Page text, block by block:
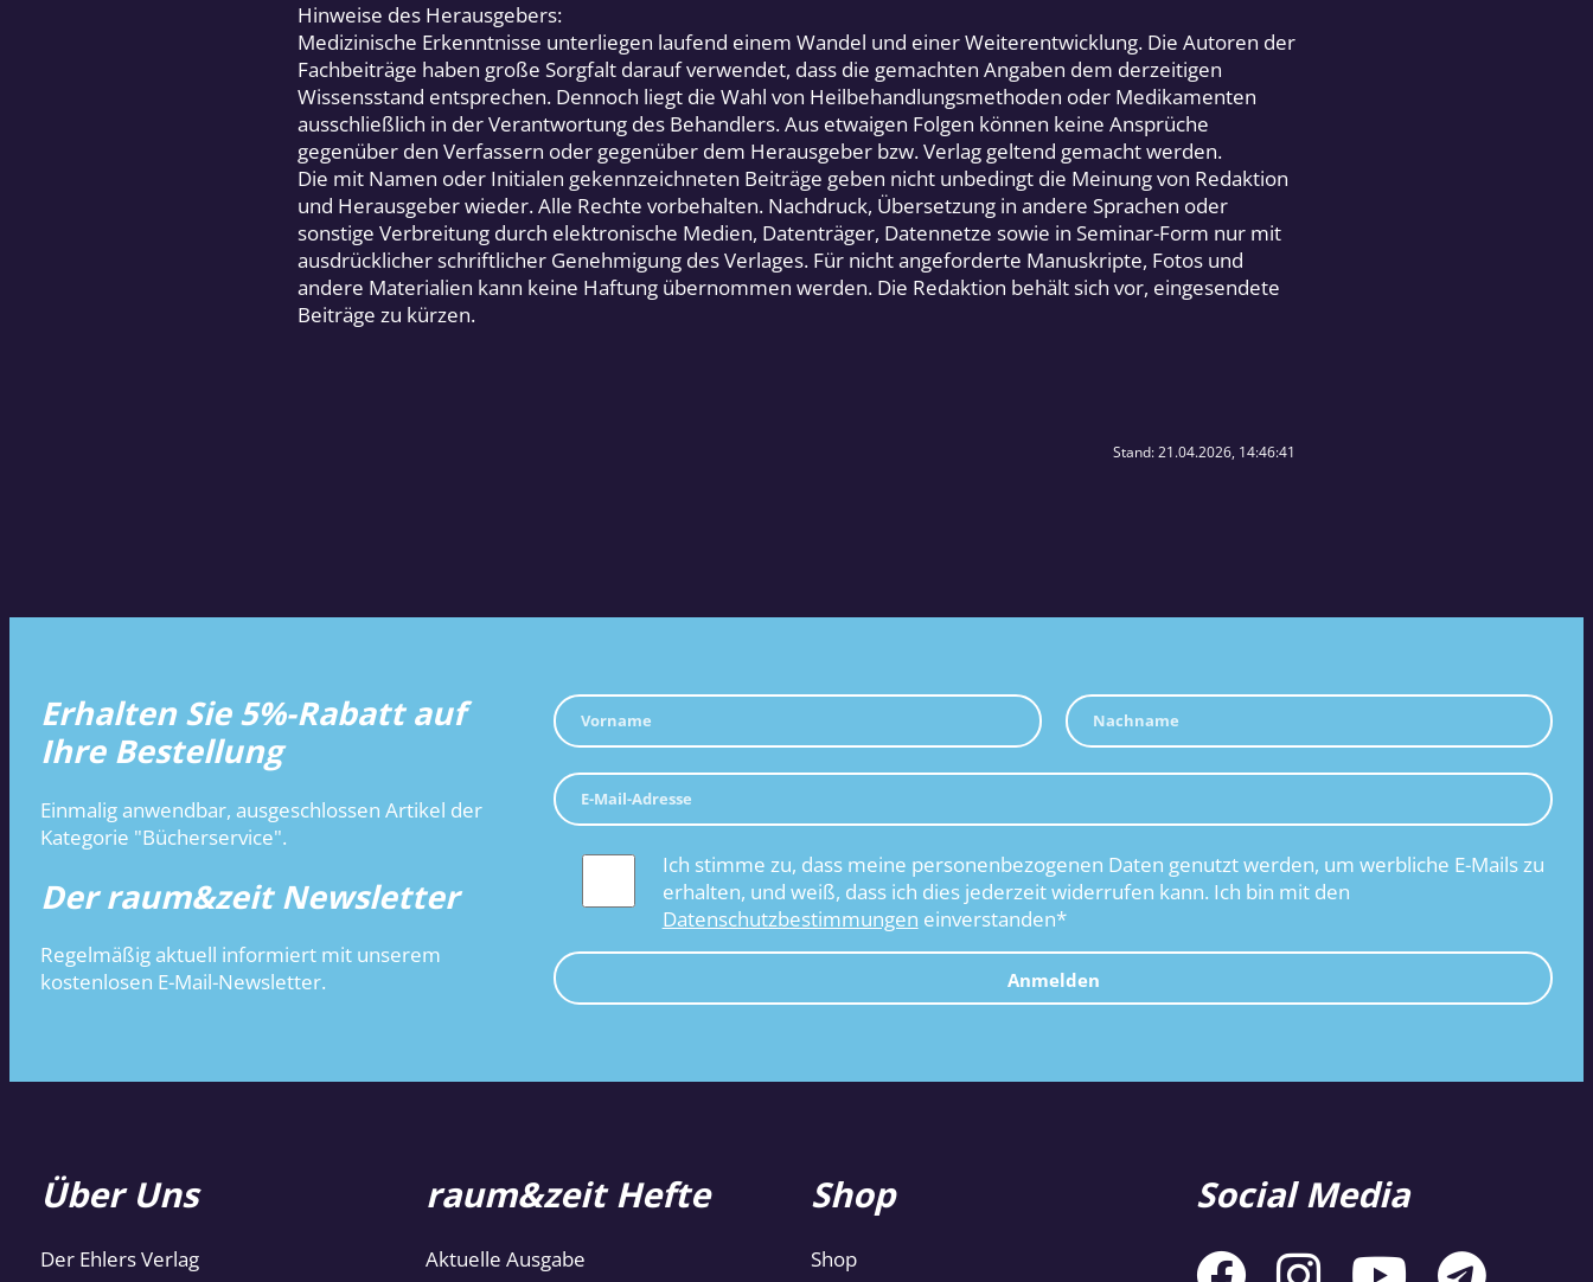
Hinweise des Herausgebers:
Medizinische Erkenntnisse unterliegen laufend einem Wandel und einer Weiterentwicklung. Die Autoren der
Fachbeiträge haben große Sorgfalt darauf verwendet, dass die gemachten Angaben dem derzeitigen
Wissensstand entsprechen. Dennoch liegt die Wahl von Heilbehandlungsmethoden oder Medikamenten
ausschließlich in der Verantwortung des Behandlers. Aus etwaigen Folgen können keine Ansprüche
gegenüber den Verfassern oder gegenüber dem Herausgeber bzw. Verlag geltend gemacht werden.
Die mit Namen oder Initialen gekennzeichneten Beiträge geben nicht unbedingt die Meinung von Redaktion
und Herausgeber wieder. Alle Rechte vorbehalten. Nachdruck, Übersetzung in andere Sprachen oder
sonstige Verbreitung durch elektronische Medien, Datenträger, Datennetze sowie in Seminar-Form nur mit
ausdrücklicher schriftlicher Genehmigung des Verlages. Für nicht angeforderte Manuskripte, Fotos und
andere Materialien kann keine Haftung übernommen werden. Die Redaktion behält sich vor, eingesendete
Beiträge zu kürzen.
Stand: 21.04.2026, 14:46:41
Erhalten Sie 5%-Rabatt auf
Ihre Bestellung
Einmalig anwendbar, ausgeschlossen Artikel der
Kategorie "Bücherservice".
Der raum&zeit Newsletter
Regelmäßig aktuell informiert mit unserem
kostenlosen E-Mail-Newsletter.
Ich stimme zu, dass meine personenbezogenen Daten genutzt werden, um werbliche E-Mails zu
erhalten, und weiß, dass ich dies jederzeit widerrufen kann. Ich bin mit den
Datenschutzbestimmungen einverstanden*
Anmelden
Über Uns
Der Ehlers Verlag
raum&zeit Hefte
Aktuelle Ausgabe
Shop
Shop
Social Media